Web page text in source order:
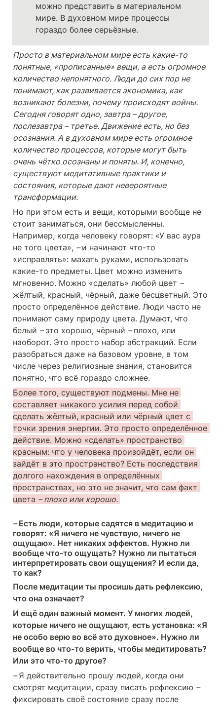
можно представить в материальном
мире. В духовном мире процессы
гораздо более серьёзные.
Просто в материальном мире есть какие-то
понятные, «прописанные» вещи, а есть огромное
количество непонятного. Люди до сих пор не
понимают, как развивается экономика, как
возникают болезни, почему происходят войны.
Сегодня говорят одно, завтра – другое,
послезавтра – третье. Движение есть, но без
осознания. А в духовном мире есть огромное
количество процессов, которые могут быть
очень чётко осознаны и поняты. И, конечно,
существуют медитативные практики и
состояния, которые дают невероятные
трансформации.
Но при этом есть и вещи, которыми вообще не
стоит заниматься, они бессмысленны.
Например, когда человеку говорят: «У вас аура
не того цвета», – и начинают что-то
«исправлять»: махать руками, использовать
какие-то предметы. Цвет можно изменить
мгновенно. Можно «сделать» любой цвет
–
жёлтый, красный, чёрный, даже бесцветный. Это
просто определённое действие. Люди часто не
понимают саму природу цвета. Думают, что
белый – это хорошо, чёрный – плохо, или
наоборот. Это просто набор абстракций. Если
разобраться даже на базовом уровне, в том
числе через религиозные знания, становится
понятно, что всё гораздо сложнее.
Более того, существуют подмены. Мне не
составляет никакого усилия перед собой
сделать жёлтый, красный или чёрный цвет с
точки зрения энергии. Это просто определённое
действие. Можно «сделать» пространство
красным: что у человека произойдёт, если он
зайдёт в это пространство? Есть последствия
долгого нахождения в определённых
пространствах, но это не значит, что сам факт
цвета – плохо или хорошо.
– Есть люди, которые садятся в медитацию и
говорят: «Я ничего не чувствую, ничего не
ощущаю». Нет никаких эффектов. Нужно ли
вообще что-то ощущать? Нужно ли пытаться
интерпретировать свои ощущения? И если да,
то как?
После медитации ты просишь дать рефлексию,
что она означает?
И ещё один важный момент. У многих людей,
которые ничего не ощущают, есть установка: «Я
не особо верю во всё это духовное». Нужно ли
вообще во что-то верить, чтобы медитировать?
Или это что-то другое?
– Я действительно прошу людей, когда они
смотрят медитации, сразу писать рефлексию –
фиксировать своё состояние сразу после